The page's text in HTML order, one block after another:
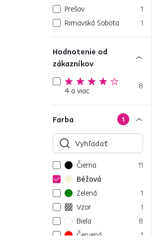
Prešov
1
Rimavská Sobota
1
Hodnotenie od
zákazníkov
4 a viac 8
Farba 1
Čierna
11
Béžová
Zelená
1
Vzor
1
Biela
8
Červená
1